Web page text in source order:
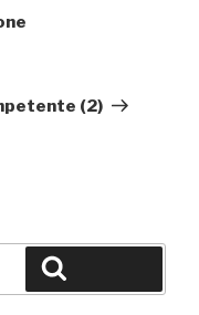
(2)